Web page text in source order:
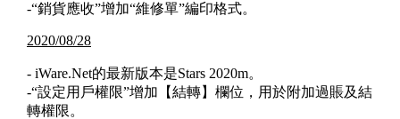
-“銷貨應收”增加“維修單”編印格式。
2020/08/28
- iWare.Net的最新版本是Stars 2020m。
-“設定用戶權限”增加【結轉】欄位，用於附加過賬及結
轉權限。